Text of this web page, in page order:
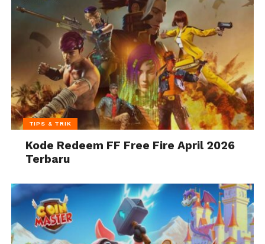
TIPS & TRIK
Kode Redeem FF Free Fire April 2026
Terbaru